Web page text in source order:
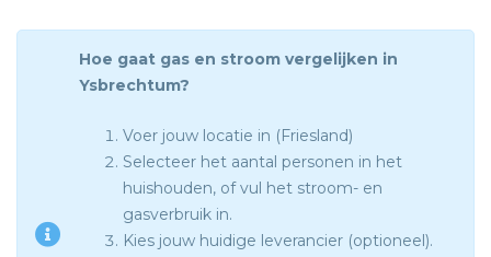
Hoe gaat gas en stroom vergelijken in
Ysbrechtum?
Voer jouw locatie in (Friesland)
Selecteer het aantal personen in het
huishouden, of vul het stroom- en
gasverbruik in.
Kies jouw huidige leverancier (optioneel).